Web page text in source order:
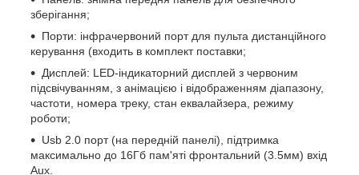
зберігання;
Порти: інфрачервоний порт для пульта дистанційного
керування (входить в комплект поставки;
Дисплей: LED-індикаторний дисплей з червоним
підсвічуванням, з анімацією і відображенням діапазону,
частоти, номера треку, стан еквалайзера, режиму
роботи;
Usb 2.0 порт (на передній панелі), підтримка
максимально до 16Гб пам'яті фронтальний (3.5мм) вхід
Aux.